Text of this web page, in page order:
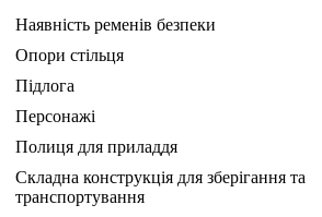
Наявність ременів безпеки
Опори стільця
Підлога
Персонажі
Полиця для приладдя
Складна конструкція для зберігання та
транспортування